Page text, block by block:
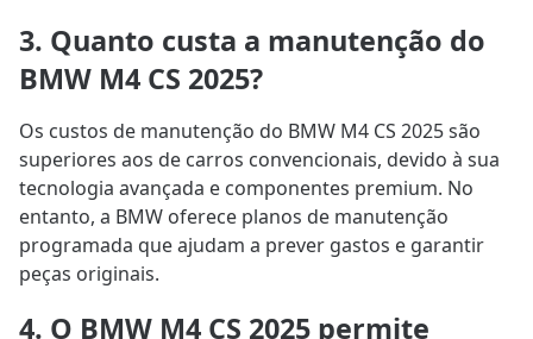
3. Quanto custa a manutenção do
BMW M4 CS 2025?
Os custos de manutenção do BMW M4 CS 2025 são
superiores aos de carros convencionais, devido à sua
tecnologia avançada e componentes premium. No
entanto, a BMW oferece planos de manutenção
programada que ajudam a prever gastos e garantir
peças originais.
4. O BMW M4 CS 2025 permite